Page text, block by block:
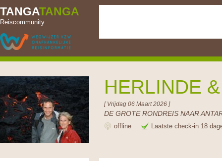
TANGATANGA
Reiscommunity
HERLINDE
[ Vrijdag 06 Maart 2026 ]
DE GROTE RONDREIS NAAR
offline Laatste check-in 18